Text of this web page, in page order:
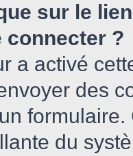
sur le
connecter ?
a activé
des
du